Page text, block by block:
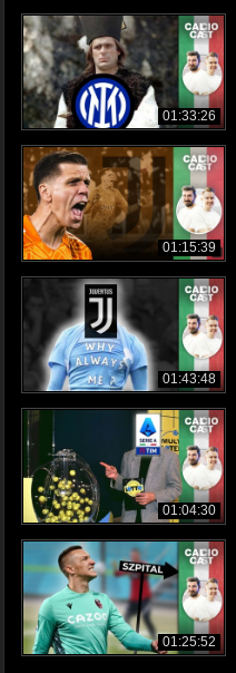
01:33:26
01:15:39
01:43:48
01:04:30
01:25:52